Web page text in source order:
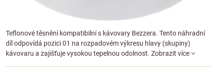
Teflonové těsnění kompatibilní s kávovary Bezzera. Tento náhradní
díl odpovídá pozici 01 na rozpadovém výkresu hlavy (skupiny)
kávovaru a zajišťuje vysokou tepelnou odolnost. Zobrazit více